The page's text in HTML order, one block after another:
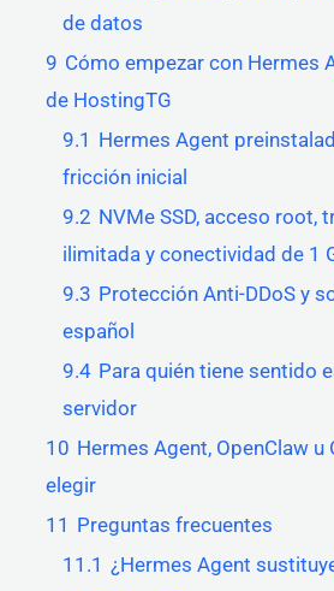
de datos
9 Cómo empezar con Hermes
de HostingTG
9.1 Hermes Agent
fricción inicial
9.2 NVMe SSD, acceso root,
ilimitada y conectividad de 1
9.3 Protección Anti-DDoS y
español
9.4 Para quién tiene sentido
servidor
10 Hermes Agent, OpenClaw u
elegir
11 Preguntas frecuentes
11.1 ¿Hermes Agent